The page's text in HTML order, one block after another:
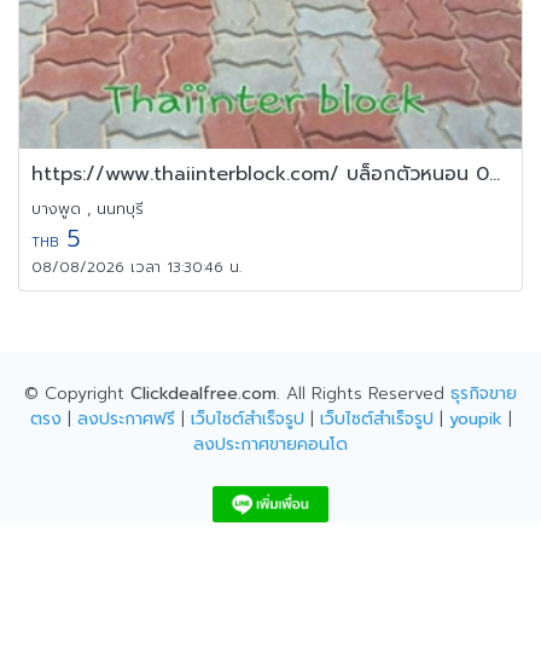
https://www.thaiinterblock.com/ บล็อกตัวหนอน 094-645-6262
บางพูด , นนทบุรี
THB 5
08/08/2026 เวลา 13:30:46 น.
© Copyright Clickdealfree.com. All Rights Reserved ธุรกิจขาย
ตรง | ลงประกาศฟรี| เว็บไซต์สำเร็จรูป | เว็บไซต์สำเร็จรูป | youpik |
ลงประกาศขายคอนโด